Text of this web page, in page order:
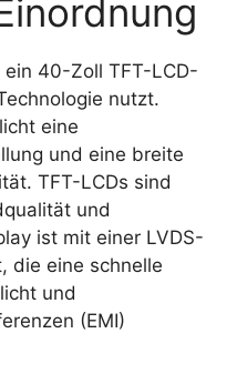
40-Zoll TFT-LCD-
nutzt.
eine
und eine breite
TFT-LCDs sind
und
ist mit einer LVDS-
die eine schnelle
und
(EMI)